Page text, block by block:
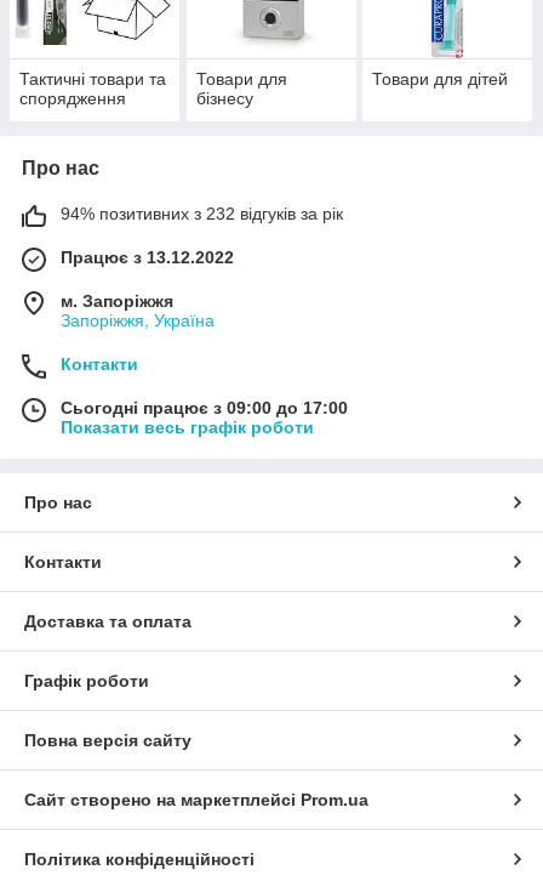
Тактичні товари та
спорядження
Товари для
бізнесу
Товари для дітей
Про нас
94% позитивних з 232 відгуків за рік
Працює з 13.12.2022
м. Запоріжжя
Запоріжжя, Україна
Контакти
Сьогодні працює з 09:00 до 17:00
Показати весь графік роботи
Про нас
Контакти
Доставка та оплата
Графік роботи
Повна версія сайту
Сайт створено на маркетплейсі Prom.ua
Політика конфіденційності